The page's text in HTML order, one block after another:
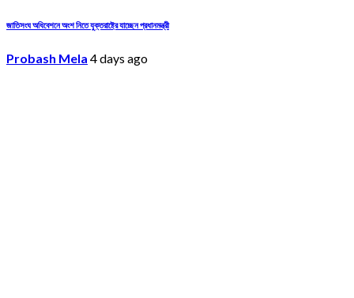
জাতিসংঘ অধিবেশনে অংশ নিতে যুক্তরাষ্ট্রে যাচ্ছেন প্রধানমন্ত্রী
Probash Mela 4 days ago